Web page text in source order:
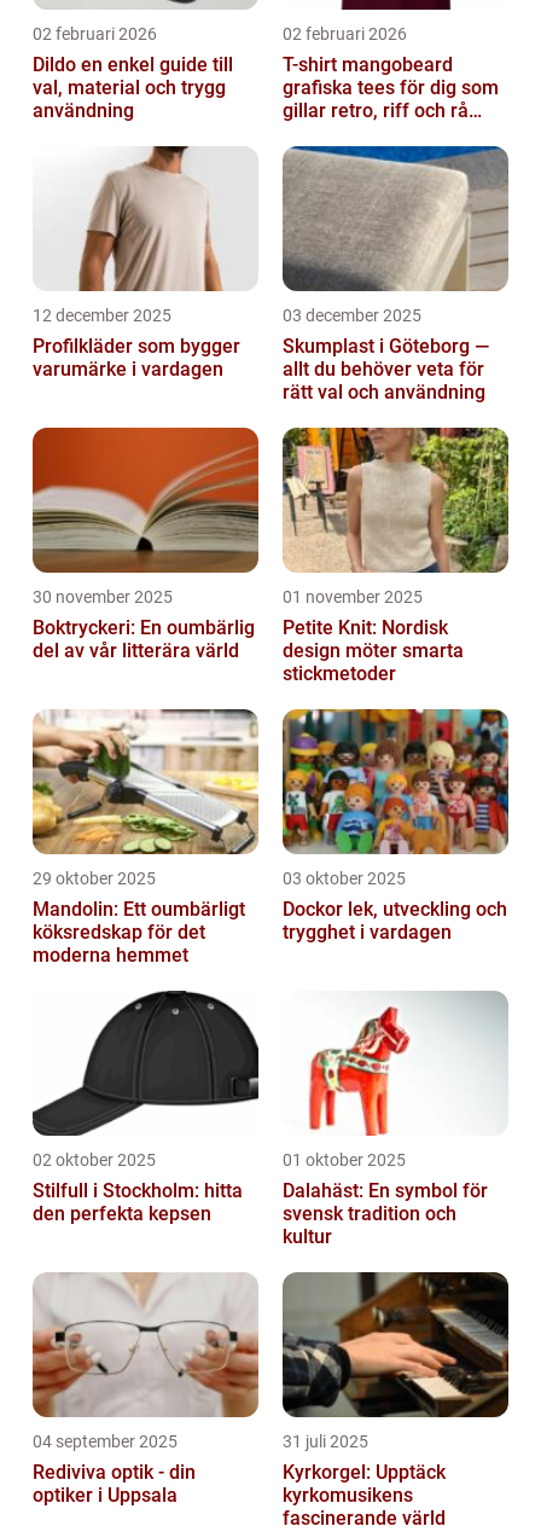
02 februari 2026
Dildo en enkel guide till
val, material och trygg
användning
02 februari 2026
T-shirt mangobeard
grafiska tees för dig som
gillar retro, riff och rå
12 december 2025
Profilkläder som bygger
varumärke i vardagen
03 december 2025
Skumplast i Göteborg —
allt du behöver veta för
rätt val och användning
30 november 2025
Boktryckeri: En oumbärlig
del av vår litterära värld
01 november 2025
Petite Knit: Nordisk
design möter smarta
stickmetoder
29 oktober 2025
Mandolin: Ett oumbärligt
köksredskap för det
moderna hemmet
03 oktober 2025
Dockor lek, utveckling och
trygghet i vardagen
02 oktober 2025
Stilfull i Stockholm: hitta
den perfekta kepsen
01 oktober 2025
Dalahäst: En symbol för
svensk tradition och
kultur
04 september 2025
Rediviva optik - din
optiker i Uppsala
31 juli 2025
Kyrkorgel: Upptäck
kyrkomusikens
fascinerande värld